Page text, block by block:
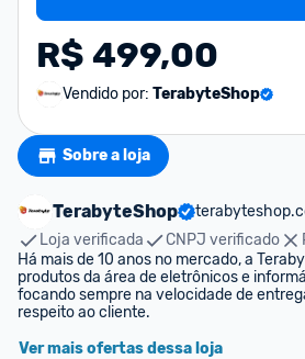
R$ 499,00
Vendido por: TerabyteShop
Sobre a loja
TerabyteShop
Loja verificada
CNPJ verificado
Há mais de 10 anos no mercado, a
produtos da área de eletrônicos e
focando sempre na velocidade de
respeito ao cliente.
Ver mais ofertas dessa loja